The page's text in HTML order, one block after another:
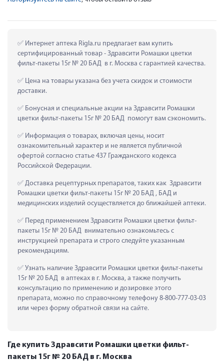
Интернет аптека Rigla.ru предлагает вам купить
сертифицированный товар - Здравсити Ромашки цветки
фильт-пакеты 15г № 20 БАД  в г. Москва с гарантией качества.
Цена на товары указана без учета скидок и стоимости
доставки.
Бонусная и специальные акции на Здравсити Ромашки
цветки фильт-пакеты 15г № 20 БАД  помогут вам сэкономить.
Информация о товарах, включая цены, носит
ознакомительный характер и не является публичной
офертой согласно статье 437 Гражданского кодекса
Российской Федерации.
Доставка рецептурных препаратов, таких как  Здравсити
Ромашки цветки фильт-пакеты 15г № 20 БАД , БАД и
медицинских изделий осуществляется до ближайшей аптеки.
Перед применением Здравсити Ромашки цветки фильт-
пакеты 15г № 20 БАД  внимательно ознакомьтесь с
инструкцией препарата и строго следуйте указанным
рекомендациям.
Узнать наличие Здравсити Ромашки цветки фильт-пакеты
15г № 20 БАД  в аптеках в г. Москва, а также получить
консультацию по применению и дозировке этого
препарата, можно по справочному телефону 8-800-777-03-03
или через форму обратной связи на сайте.
Где купить Здравсити Ромашки цветки фильт-
пакеты 15г № 20 БАД в г. Москва